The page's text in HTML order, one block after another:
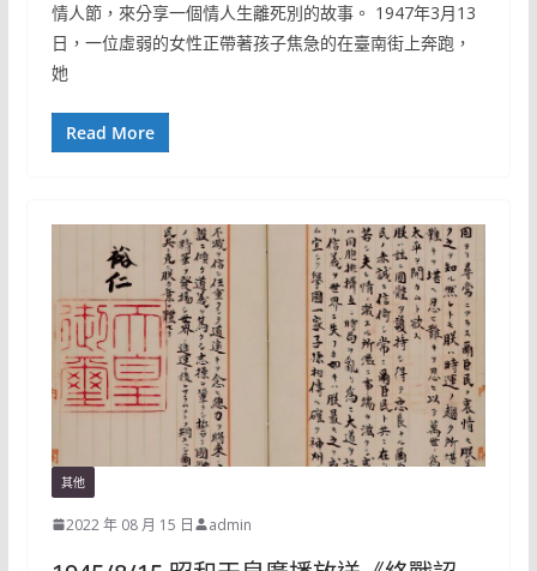
情人節，來分享一個情人生離死別的故事。 1947年3月13
日，一位虛弱的女性正帶著孩子焦急的在臺南街上奔跑，
她
Read More
其他
2022 年 08 月 15 日 admin